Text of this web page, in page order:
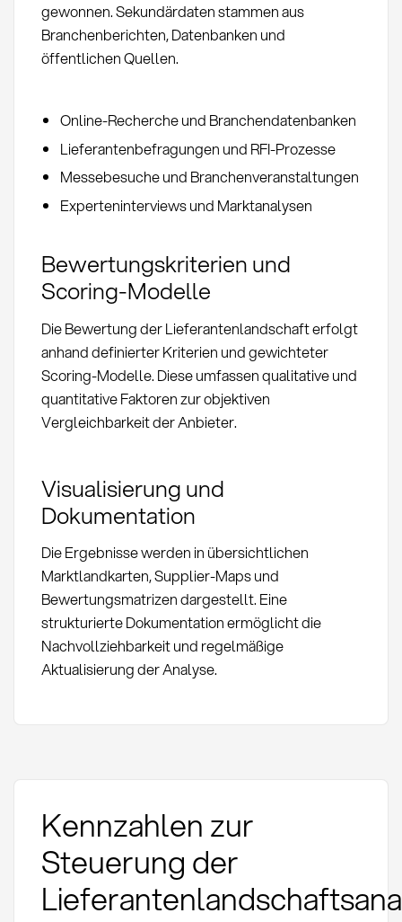
gewonnen. Sekundärdaten stammen aus
Branchenberichten, Datenbanken und
öffentlichen Quellen.
Online-Recherche und Branchendatenbanken
Lieferantenbefragungen und RFI-Prozesse
Messebesuche und Branchenveranstaltungen
Experteninterviews und Marktanalysen
Bewertungskriterien und
Scoring-Modelle
Die Bewertung der Lieferantenlandschaft erfolgt
anhand definierter Kriterien und gewichteter
Scoring-Modelle. Diese umfassen qualitative und
quantitative Faktoren zur objektiven
Vergleichbarkeit der Anbieter.
Visualisierung und
Dokumentation
Die Ergebnisse werden in übersichtlichen
Marktlandkarten, Supplier-Maps und
Bewertungsmatrizen dargestellt. Eine
strukturierte Dokumentation ermöglicht die
Nachvollziehbarkeit und regelmäßige
Aktualisierung der Analyse.
Kennzahlen zur
Steuerung der